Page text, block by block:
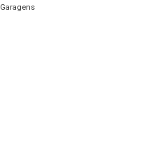
Garagens